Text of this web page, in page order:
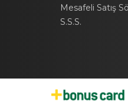
Mesafeli Satış
S.S.S.